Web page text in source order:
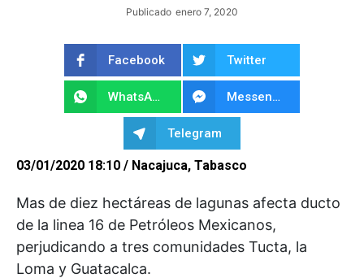
Publicado enero 7, 2020
Facebook Twitter
WhatsApp Messenger
Telegram
03/01/2020 18:10 / Nacajuca, Tabasco
Mas de diez hectáreas de lagunas afecta ducto
de la linea 16 de Petróleos Mexicanos,
perjudicando a tres comunidades Tucta, la
Loma y Guatacalca.